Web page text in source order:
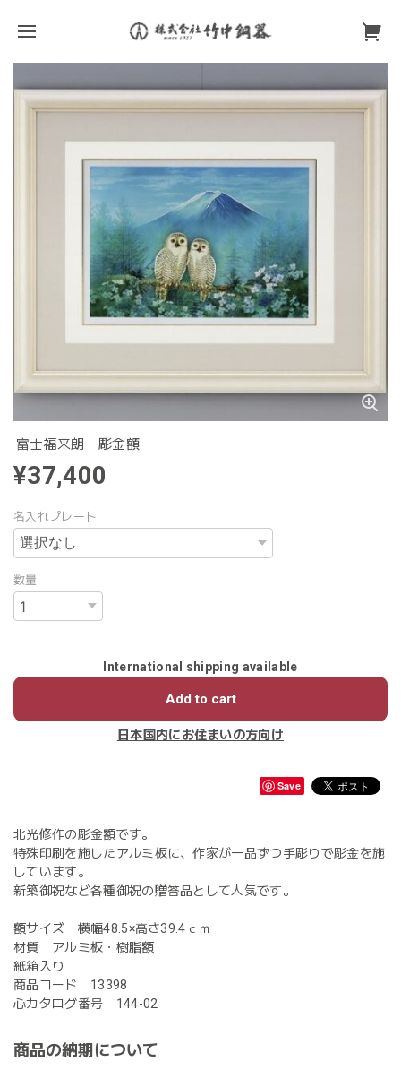
富士福来朗 彫金額
¥37,400
名入れプレート
数量
International shipping available
Add to cart
日本国内にお住まいの方向け
Save
北光修作の彫金額です。
特殊印刷を施したアルミ板に、作家が一品ずつ手彫りで彫金を施
しています。
新築御祝など各種御祝の贈答品として人気です。
額サイズ 横幅48.5×高さ39.4ｃｍ
材質 アルミ板・樹脂額
紙箱入り
商品コード 13398
心カタログ番号 144-02
商品の納期について